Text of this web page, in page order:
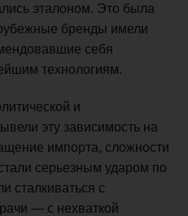
эталоном. Это была
бренды имели
себя
технологиям.
и
эту зависимость на
импорта, сложности
серьезным ударом по
сталкиваться с
— с нехваткой